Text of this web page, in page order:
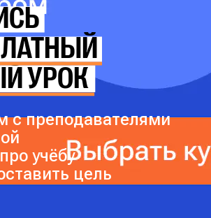
УРОК
с преподавателями
учёбу
цель